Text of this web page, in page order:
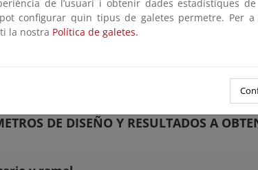
DE DISEÑO Y RESULTADOS A
de l’usuari i obtenir dades estadístiques
configurar quin tipus de galetes permetre. Per
la nostra Política de galetes.